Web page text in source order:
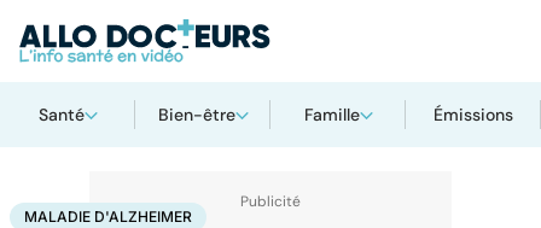
Santé Bien-être Famille Émissions
AccueilSantéMaladiesMaladie d'Alzheimer
MALADIE D'ALZHEIMER